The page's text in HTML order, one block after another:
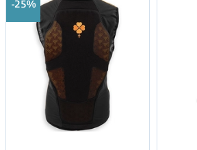
25%